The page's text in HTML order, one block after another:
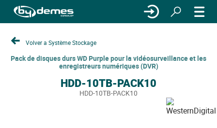
Volver a Système Stockage
Pack de disques durs WD Purple pour la vidéosurveillance et les
enregistreurs numériques (DVR)
HDD-10TB-PACK10
HDD-10TB-PACK10